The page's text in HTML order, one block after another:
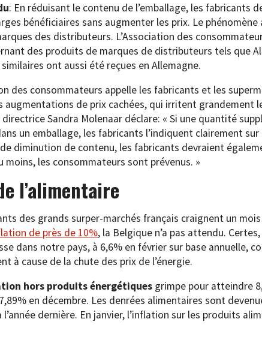
: En réduisant le contenu de l’emballage, les fabricants
bénéficiaires sans augmenter les prix. Le
des distributeurs. L’Association des
des produits de marques de distributeurs tels que
ont aussi été reçues en Allemagne.
des consommateurs appelle les fabricants et les
augmentations de prix cachées, qui irritent grandement
Sandra Molenaar déclare: « Si une quantité
un emballage, les fabricants l’indiquent clairement sur
diminution de contenu, les fabricants devraient
moins, les consommateurs sont prévenus. »
l’alimentaire
des grands surper-marchés français craignent un
de près de 10%, la Belgique n’a pas attendu.
dans notre pays, à 6,6% en février sur base annuelle,
à cause de la chute des prix de l’énergie.
hors produits énergétiques grimpe pour atteindre
en décembre. Les denrées alimentaires sont
dernière. En janvier, l’inflation sur les produits